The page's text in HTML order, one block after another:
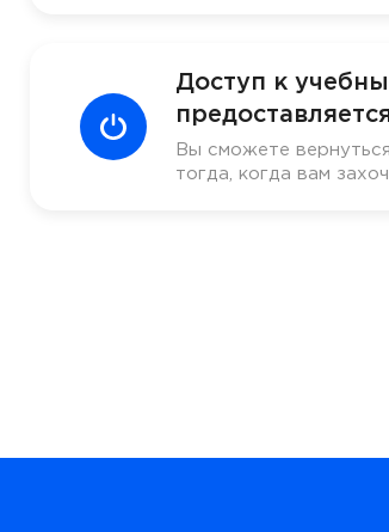
Доступ к
Вы сможете
тогда, когда вам